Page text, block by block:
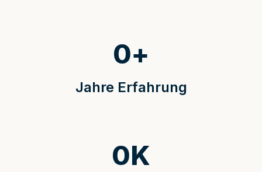
Jahre Erfahrung
0+
0K